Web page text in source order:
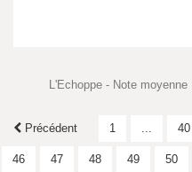
L'Echoppe - Note moyenne
Précédent 1 ... 40
46 47 48 49 50